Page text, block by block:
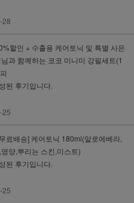
28
할인 + 수출용 케어토닉 및 특별 사은
과 함께하는 코코 미니미 강필세트(1
된 후기입니다.
25
료배송] 케어토닉 180ml(알로에베라,
양,뿌리는 스킨,미스트)
된 후기입니다.
25